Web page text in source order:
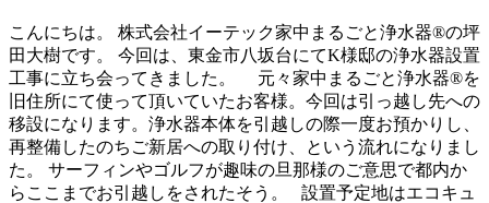
こんにちは。 株式会社イーテック家中まるごと浄水器®の坪
田大樹です。 今回は、東金市八坂台にてK様邸の浄水器設置
工事に立ち会ってきました。 元々家中まるごと浄水器®を
旧住所にて使って頂いていたお客様。今回は引っ越し先への
移設になります。浄水器本体を引越しの際一度お預かりし、
再整備したのちご新居への取り付け、という流れになりまし
た。 サーフィンやゴルフが趣味の旦那様のご意思で都内か
らここまでお引越しをされたそう。 設置予定地はエコキュ